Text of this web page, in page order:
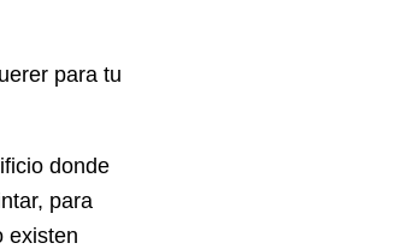
para tu
donde
para
existen